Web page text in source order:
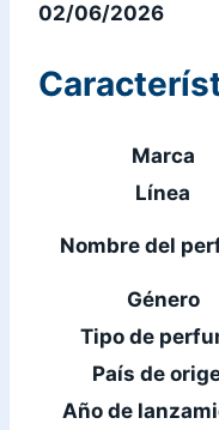
02/06/2026
Marca
Línea
Nombre del
Género
Tipo de
País de
Año de